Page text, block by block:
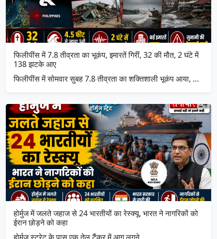
फिलीपींस में 7.8 तीव्रता का भूकंप, इमारतें गिरीं, 32 की मौत, 2 घंटे में
138 झटके आए
फिलीपींस में सोमवार सुबह 7.8 तीव्रता का शक्तिशाली भूकंप आया, …
होर्मुज में जलते जहाज से 24 भारतीयों का रेस्क्यू, भारत ने नागरिकों को
ईरान छोड़ने को कहा
होर्मुज स्ट्रेट के पास एक तेल टैंकर में आग लगने …